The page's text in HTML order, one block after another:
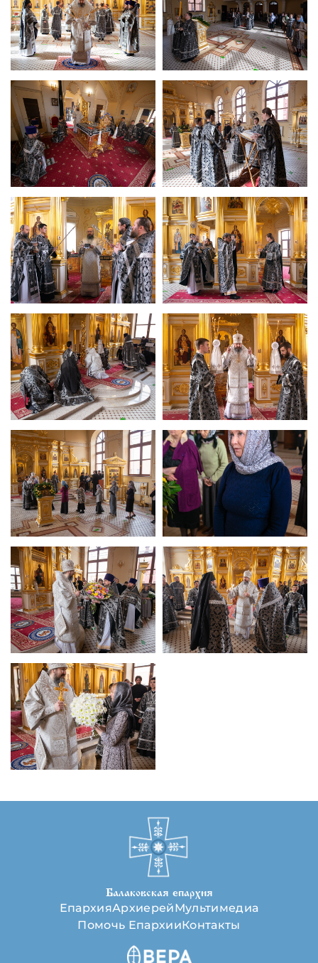
Балаковская епархия
ЕпархияАрхиерейМультимедиа
Помочь ЕпархииКонтакты